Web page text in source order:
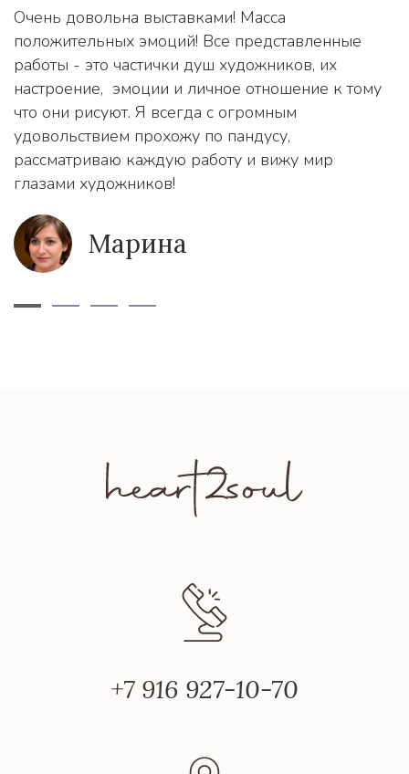
Марина
Очень довольна выставками! Масса
положительных эмоций! Все представленные
работы - это частички душ художников, их
настроение, эмоции и личное отношение к тому
что они рисуют. Я всегда с огромным
удовольствием прохожу по пандусу,
рассматриваю каждую работу и вижу мир
глазами художников!
+7 916 927-10-70